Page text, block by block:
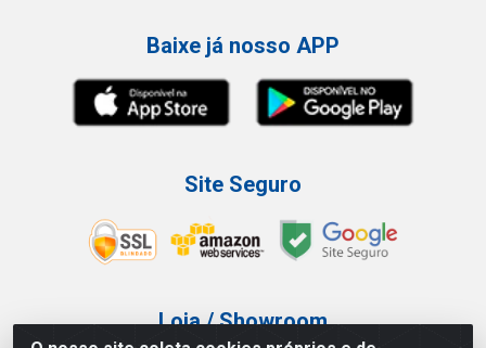
Baixe já nosso APP
Site Seguro
Loja / Showroom